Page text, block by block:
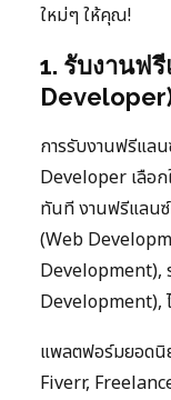
ใหม่ๆ ให้คุณ!
1. รับงานฟ
การรับงานฟรีแล
Developer เลือก
ทันที งานฟรีแลน
(Web
Development),
Development),
แพลตฟอร์มยอดนิ
Fiverr,